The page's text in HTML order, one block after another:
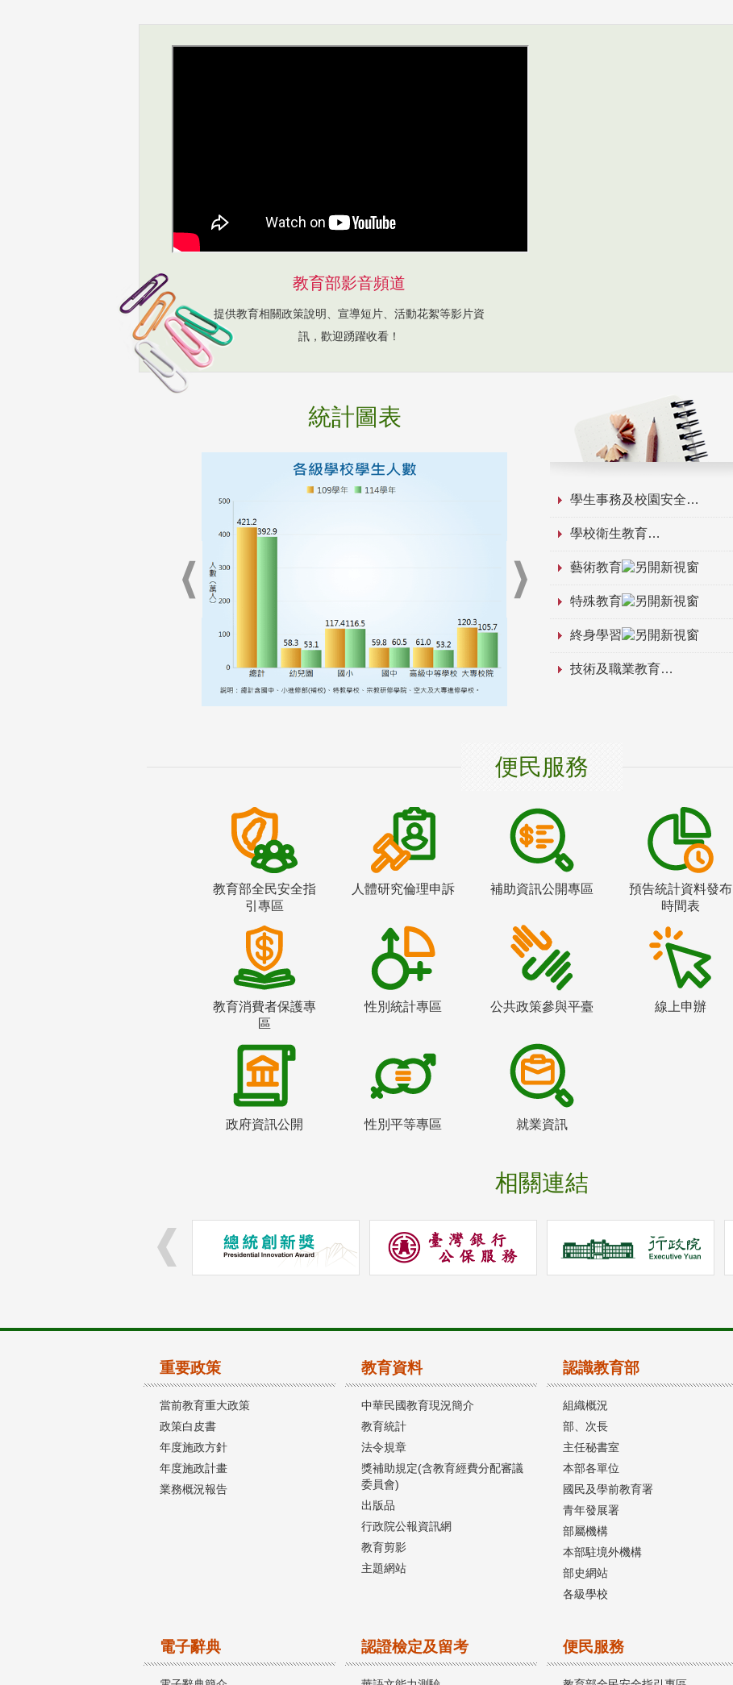
教育部影音頻道
提供教育相關政策說明、宣導短片、活動花絮等影片資
訊，歡迎踴躍收看！
統計圖表
學生事務及校園安全
學校衛生教育
藝術教育
特殊教育
終身學習
技術及職業教育
便民服務
教育部全民安全指
引專區
人體研究倫理申訴 補助資訊公開專區
預告統計資料發布
時間表
教育消費者保護專
區
性別統計專區 公共政策參與平臺 線上申辦
政府資訊公開 性別平等專區 就業資訊
相關連結
重要政策
當前教育重大政策
政策白皮書
年度施政方針
年度施政計畫
業務概況報告
教育資料
中華民國教育現況簡介
教育統計
法令規章
獎補助規定(含教育經費分配審議
委員會)
出版品
行政院公報資訊網
教育剪影
主題網站
認識教育部
組織概況
部、次長
主任秘書室
本部各單位
國民及學前教育署
青年發展署
部屬機構
本部駐境外機構
部史網站
各級學校
電子辭典 認證檢定及留考 便民服務